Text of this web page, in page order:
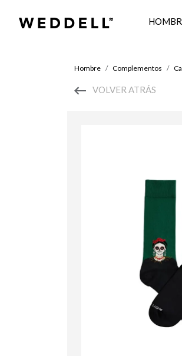
Hombre Complementos
VOLVER ATRÁS